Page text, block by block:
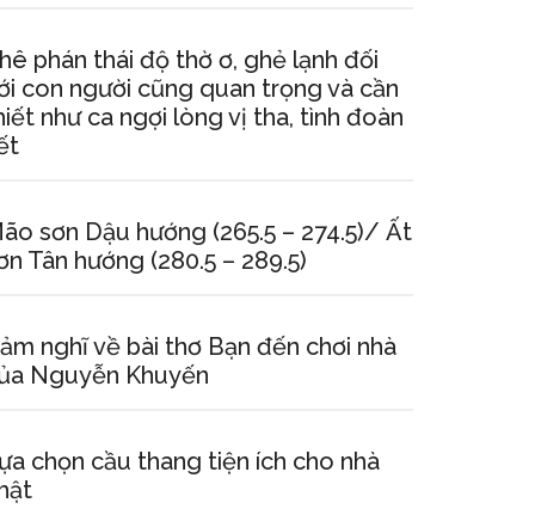
phán thái độ thờ ơ, ghẻ lạnh đối
con người cũng quan trọng và cần
như ca ngợi lòng vị tha, tình đoàn
sơn Dậu hướng (265.5 – 274.5)/ Ất
Tân hướng (280.5 – 289.5)
nghĩ về bài thơ Bạn đến chơi nhà
Nguyễn Khuyến
chọn cầu thang tiện ích cho nhà